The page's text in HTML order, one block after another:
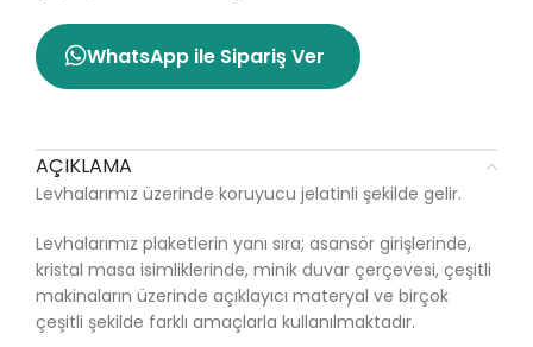
WhatsApp ile Sipariş Ver
AÇIKLAMA
Levhalarımız üzerinde koruyucu jelatinli şekilde gelir.
Levhalarımız plaketlerin yanı sıra; asansör girişlerinde,
kristal masa isimliklerinde, minik duvar çerçevesi, çeşitli
makinaların üzerinde açıklayıcı materyal ve birçok
çeşitli şekilde farklı amaçlarla kullanılmaktadır.